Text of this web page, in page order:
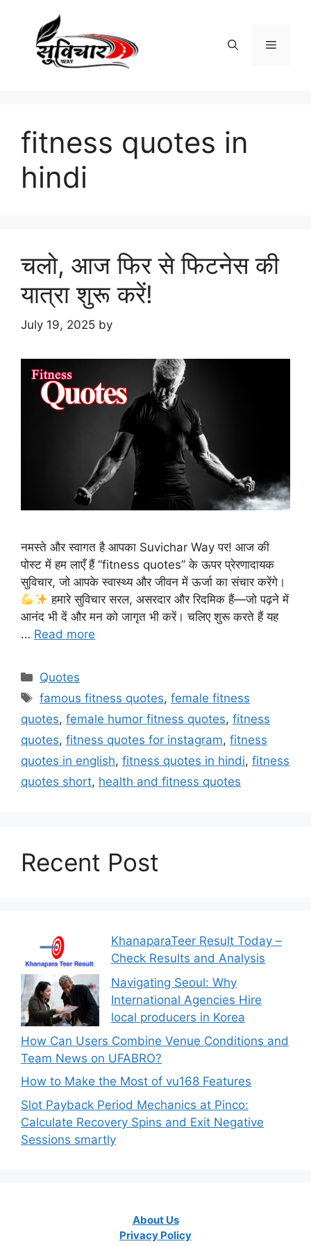
content
Menu
fitness quotes in
hindi
चलो, आज फिर से फिटनेस की
यात्रा शुरू करें!
July 19, 2025 by
नमस्ते और स्वागत है आपका Suvichar Way पर! आज की
पोस्ट में हम लाएँ हैं “fitness quotes” के ऊपर प्रेरणादायक
सुविचार, जो आपके स्वास्थ्य और जीवन में ऊर्जा का संचार करेंगे।
हमारे सुविचार सरल, असरदार और रिदमिक हैं—जो पढ़ने में
आनंद भी दें और मन को जागृत भी करें। चलिए शुरू करते हैं यह
… Read more
Categories
Quotes
Tags
famous fitness quotes,female fitness
quotes, female humor fitness quotes, fitness
quotes, fitness quotes for instagram, fitness
quotes in english, fitness quotes in hindi, fitness
quotes short, health and fitness quotes
Recent Post
KhanaparaTeer Result Today –
Check Results and Analysis
Navigating Seoul: Why
International Agencies Hire
local producers in Korea
How Can Users Combine Venue Conditions and
Team News on UFABRO?
How to Make the Most of vu168 Features
Slot Payback Period Mechanics at Pinco:
Calculate Recovery Spins and Exit Negative
Sessions smartly
About Us
Privacy Policy